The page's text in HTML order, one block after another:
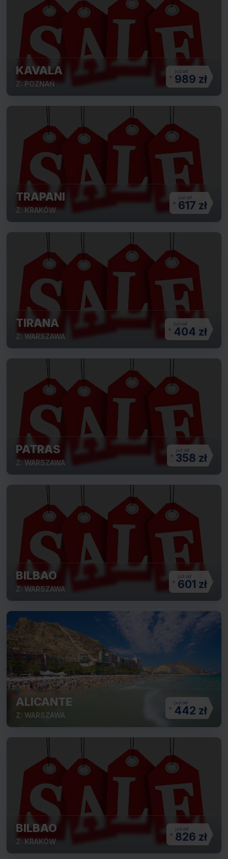
KAVALA
Z: POZNAŃ 989 zł
TRAPANI
Z: KRAKÓW 617 zł
TIRANA
Z: WARSZAWA 404 zł
PATRAS
Z: WARSZAWA 358 zł
BILBAO
Z: WARSZAWA 601 zł
ALICANTE
Z: WARSZAWA 442 zł
BILBAO
Z: KRAKÓW 826 zł